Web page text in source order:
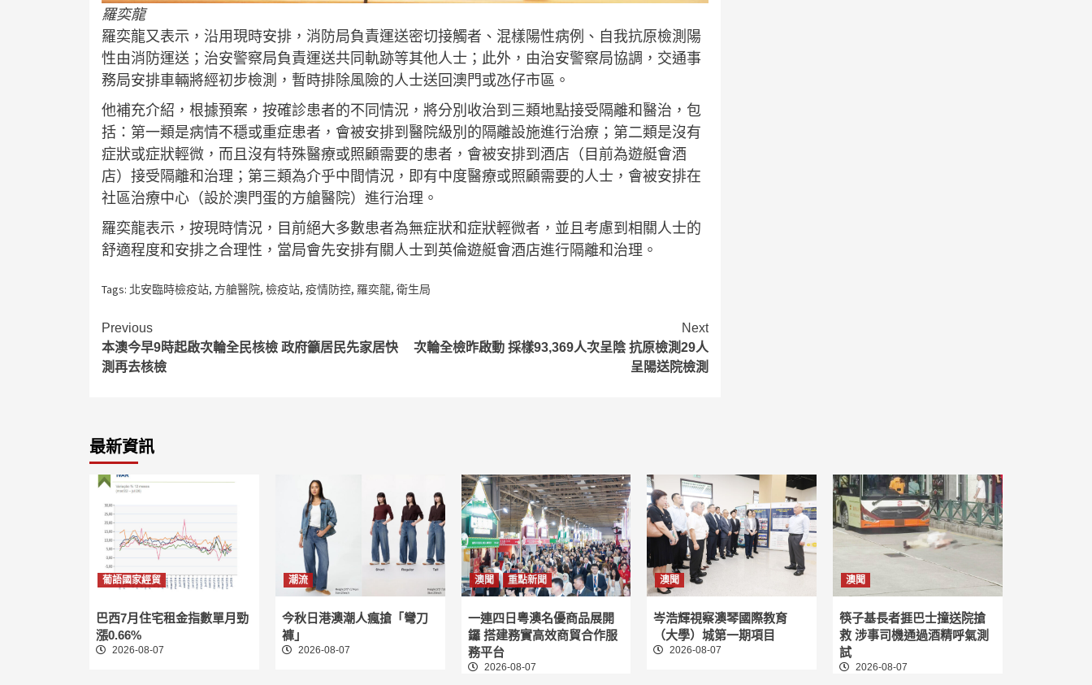
羅奕龍
羅奕龍又表示，沿用現時安排，消防局負責運送密切接觸者、混樣陽性病例、自我抗原檢測陽
性由消防運送；治安警察局負責運送共同軌跡等其他人士；此外，由治安警察局協調，交通事
務局安排車輛將經初步檢測，暫時排除風險的人士送回澳門或氹仔市區。
他補充介紹，根據預案，按確診患者的不同情況，將分別收治到三類地點接受隔離和醫治，包
括：第一類是病情不穩或重症患者，會被安排到醫院級別的隔離設施進行治療；第二類是沒有
症狀或症狀輕微，而且沒有特殊醫療或照顧需要的患者，會被安排到酒店（目前為遊艇會酒
店）接受隔離和治理；第三類為介乎中間情況，即有中度醫療或照顧需要的人士，會被安排在
社區治療中心（設於澳門蛋的方艙醫院）進行治理。
羅奕龍表示，按現時情況，目前絕大多數患者為無症狀和症狀輕微者，並且考慮到相關人士的
舒適程度和安排之合理性，當局會先安排有關人士到英倫遊艇會酒店進行隔離和治理。
Tags: 北安臨時檢疫站, 方艙醫院, 檢疫站, 疫情防控, 羅奕龍, 衛生局
Continue
Reading
Previous
本澳今早9時起啟次輪全民核檢 政府籲居民先家居快
測再去核檢
Next
次輪全檢昨啟動 採樣93,369人次呈陰 抗原檢測29人
呈陽送院檢測
最新資訊
葡語國家經貿
巴西7月住宅租金指數單月勁
漲0.66%
2026-08-07
潮流
今秋日港澳潮人瘋搶「彎刀
褲」
2026-08-07
澳聞 重點新聞
一連四日粵澳名優商品展開
鑼 搭建務實高效商貿合作服
務平台
2026-08-07
澳聞
岑浩輝視察澳琴國際教育
（大學）城第一期項目
2026-08-07
澳聞
筷子基長者捱巴士撞送院搶
救 涉事司機通過酒精呼氣測
試
2026-08-07